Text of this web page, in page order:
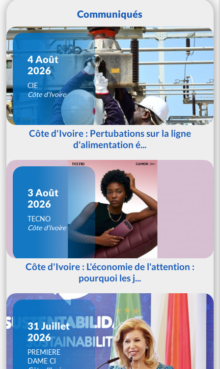
Communiqués
4 Août
2026
CIE
Côte d'Ivoire
Côte d'Ivoire : Pertubations sur la ligne
d'alimentation é...
3 Août
2026
TECNO
Côte d'Ivoire
Côte d'Ivoire : L'économie de l'attention :
pourquoi les j...
31 Juillet
2026
PREMIERE
DAME CI